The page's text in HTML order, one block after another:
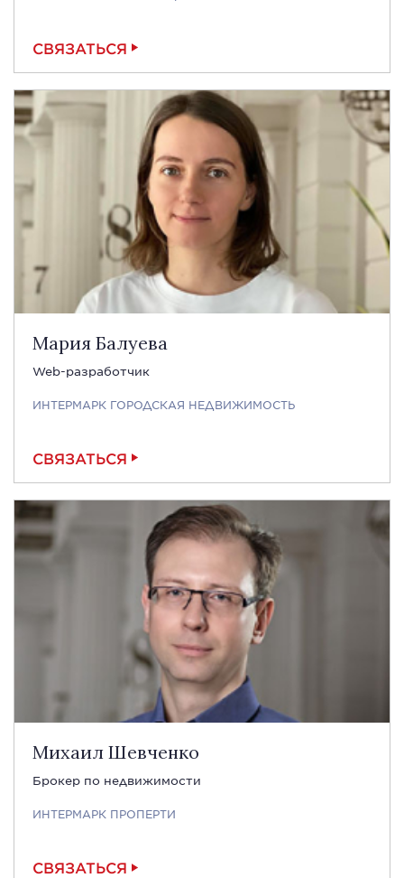
СВЯЗАТЬСЯ
Мария Балуева
Web-разработчик
ИНТЕРМАРК ГОРОДСКАЯ НЕДВИЖИМОСТЬ
СВЯЗАТЬСЯ
Михаил Шевченко
Брокер по недвижимости
ИНТЕРМАРК ПРОПЕРТИ
СВЯЗАТЬСЯ